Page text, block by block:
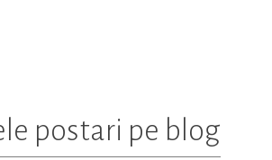
postari pe blog